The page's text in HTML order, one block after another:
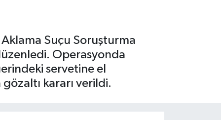
Aklama Suçu Soruşturma
Operasyonda
servetine el
kararı verildi.